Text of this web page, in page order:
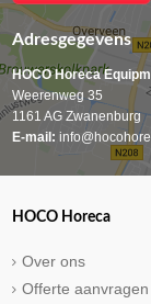
Adresgegevens
HOCO Horeca
Weerenweg 35
1161 AG Zwanenburg
E-mail:
HOCO Horeca
Over ons
Offerte aanvragen